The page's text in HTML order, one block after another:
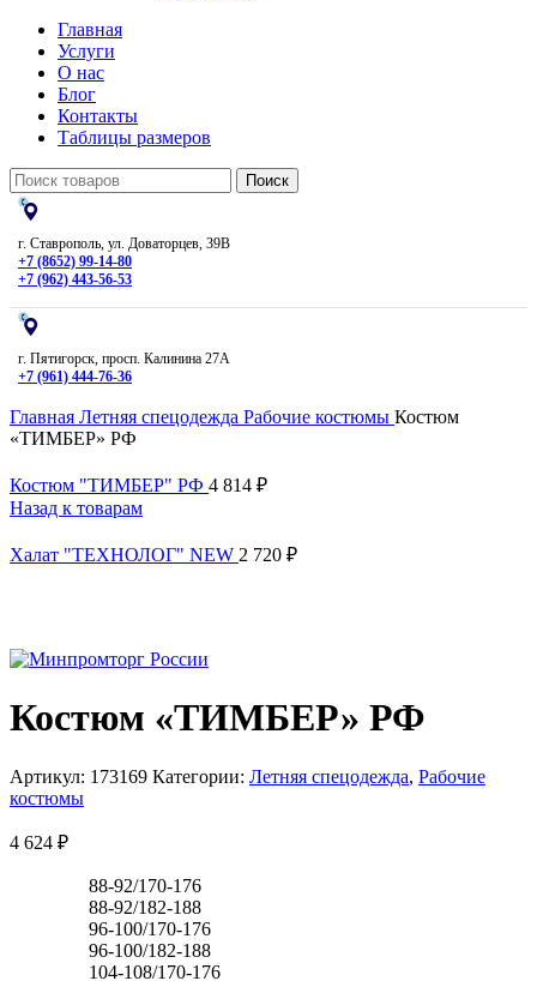
Главная
Услуги
О нас
Блог
Контакты
Таблицы размеров
Поиск
г. Ставрополь, ул. Доваторцев, 39В
+7 (8652) 99-14-80
+7 (962) 443-56-53
г. Пятигорск, просп. Калинина 27А
+7 (961) 444-76-36
Главная Летняя спецодежда Рабочие костюмы Костюм
«ТИМБЕР» РФ
Костюм "ТИМБЕР" РФ 4 814 ₽
Назад к товарам
Халат "ТЕХНОЛОГ" NEW 2 720 ₽
Костюм «ТИМБЕР» РФ
Артикул: 173169 Категории: Летняя спецодежда, Рабочие
костюмы
4 624 ₽
88-92/170-176
88-92/182-188
96-100/170-176
96-100/182-188
104-108/170-176